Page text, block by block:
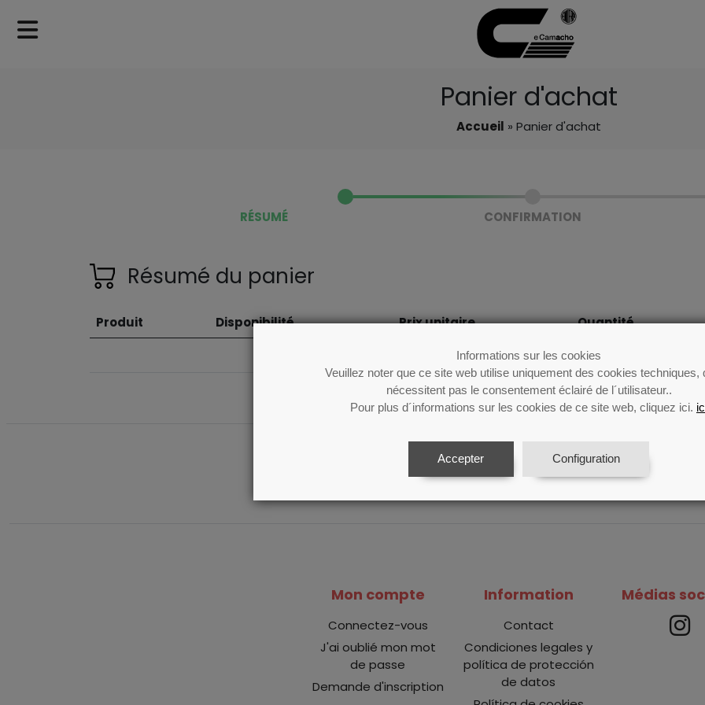
Informations sur les cookies
Veuillez noter que ce site web utilise uniquement des cookies techniques,
nécessitent pas le consentement éclairé de l´utilisateur..
Pour plus d´informations sur les cookies de ce site web, cliquez ici.
Accepter Configuration
Panier d'achat
Accueil » Panier d'achat
RÉSUMÉ CONFIRMATION
Résumé du panier
Produit Disponibilité Prix unitaire Quantité
Aucun produit trouvé
Mon compte
Connectez-vous
J'ai oublié mon mot
de passe
Demande d'inscription
Information
Contact
Condiciones legales y
política de protección
de datos
Médias